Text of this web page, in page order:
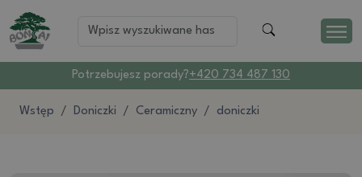
Potrzebujesz porady?+420 734 487 130
Wstęp Doniczki Ceramiczny doniczki